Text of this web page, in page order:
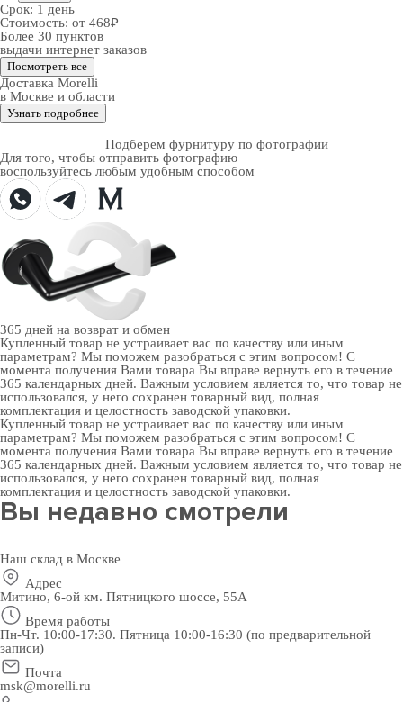
Срок: 1 день
Стоимость: от 468₽
Более 30 пунктов
выдачи интернет заказов
Посмотреть все
Доставка Morelli
в Москве и области
Узнать подробнее
Подберем фурнитуру по фотографии
Для того, чтобы отправить фотографию
воспользуйтесь любым удобным способом
365 дней на возврат и обмен
Купленный товар не устраивает вас по качеству или иным
параметрам? Мы поможем разобраться с этим вопросом! С
момента получения Вами товара Вы вправе вернуть его в течение
365 календарных дней. Важным условием является то, что товар не
использовался, у него сохранен товарный вид, полная
комплектация и целостность заводской упаковки.
Купленный товар не устраивает вас по качеству или иным
параметрам? Мы поможем разобраться с этим вопросом! С
момента получения Вами товара Вы вправе вернуть его в течение
365 календарных дней. Важным условием является то, что товар не
использовался, у него сохранен товарный вид, полная
комплектация и целостность заводской упаковки.
Вы недавно смотрели
Наш склад в Москве
Адрес
Митино, 6-ой км. Пятницкого шоссе, 55А
Время работы
Пн-Чт. 10:00-17:30. Пятница 10:00-16:30 (по предварительной
записи)
Почта
msk@morelli.ru